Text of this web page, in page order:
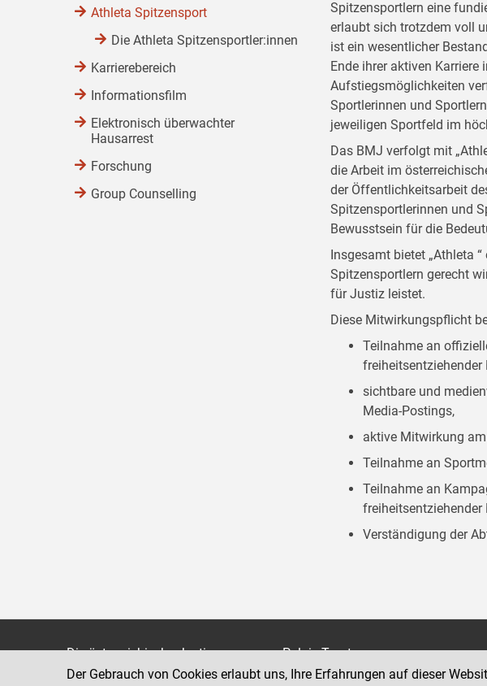
Spitzensportlern eine
erlaubt sich trotzdem voll
ist ein wesentlicher
Ende ihrer aktiven
Aufstiegsmöglichkeiten
Sportlerinnen und
jeweiligen Sportfeld im
Das BMJ verfolgt mit
die Arbeit im
der Öffentlichkeitsarbeit
Spitzensportlerinnen und
Bewusstsein für die
Insgesamt bietet „Athleta
Spitzensportlern gerecht
für Justiz leistet.
Diese Mitwirkungspflicht
Teilnahme an
freiheitsentziehender
sichtbare und
Media-Postings,
aktive Mitwirkung
Teilnahme an
Teilnahme an
freiheitsentziehender
Verständigung der
Athleta Spitzensport
Die Athleta Spitzensportler:innen
Karrierebereich
Informationsfilm
Elektronisch überwachter
Hausarrest
Forschung
Group Counselling
Die österreichische Justiz
Bundesministerium für Justiz
Palais Trautson
Museumstraße 7
Der Gebrauch von Cookies erlaubt uns, Ihre Erfahrungen auf dieser